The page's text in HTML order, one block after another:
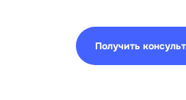
Получить